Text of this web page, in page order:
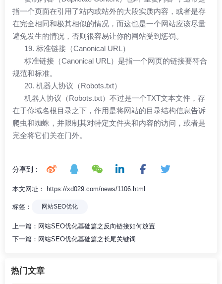
指一个页面在引用了站内或站外的大段实质内容，或者是存
在完全相同和极其相似的情况，而这也是一个网站应该尽量
避免发生的情况，否则很容易让你的网站受到惩罚。
19. 标准链接（Canonical URL）
标准链接（Canonical URL）是指一个网页的链接要符合
规范和标准。
20. 机器人协议（Robots.txt）
机器人协议（Robots.txt）不过是一个TXT文本文件，存
在于你域名根目录之下，作用是将网站的目录结构信息告诉
爬虫和蜘蛛，并限制其对特定文件夹和内容的访问，或者是
完全将它们关在门外。
分享到：
本文网址： https://xd029.com/news/1106.html
标签： 网站SEO优化
上一篇： 网站SEO优化基础篇之反向链接如何放置
下一篇： 网站SEO优化基础篇之长尾关键词
热门文章